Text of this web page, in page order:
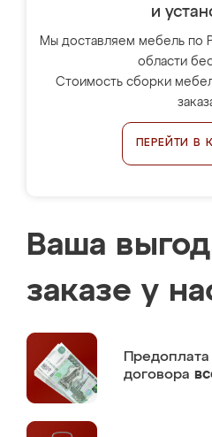
и
Мы доставляем мебель по
области
Стоимость сборки
ПЕРЕЙТИ В
Ваша
заказе у
Предоплата
договора